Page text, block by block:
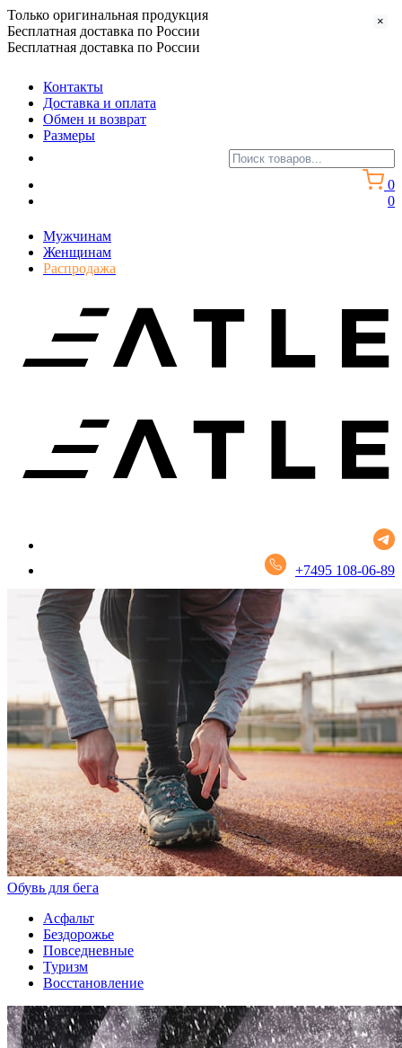
Только оригинальная продукция
Бесплатная доставка по России
Бесплатная доставка по России
Контакты
Доставка и оплата
Обмен и возврат
Размеры
0
0
Мужчинам
Женщинам
Распродажа
+7495 108-06-89
Обувь для бега
Асфальт
Бездорожье
Повседневные
Туризм
Восстановление
×